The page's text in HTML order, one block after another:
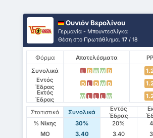
Ουνιόν Βερολίνου
Γερμανία - Μπουντεσλίγκα
Θέση στο Πρωτάθλημα.17 / 18
Φόρμα Αποτελέσματα
Συνολικά
L D W W D
Εντός
Έδρας
D L D W D
Εκτός
Έδρας
W L L L W
Στατιστικά Συνολικά
Εντός
Έδρας
% Νίκης
30% 20%
ΜΟ
3.40 3.40